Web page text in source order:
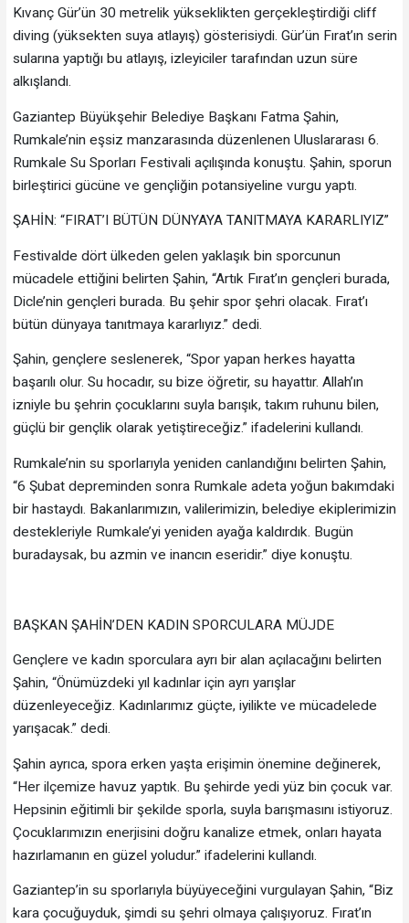
Kıvanç Gür’ün 30 metrelik yükseklikten gerçekleştirdiği cliff
diving (yüksekten suya atlayış) gösterisiydi. Gür’ün Fırat’ın serin
sularına yaptığı bu atlayış, izleyiciler tarafından uzun süre
alkışlandı.
Gaziantep Büyükşehir Belediye Başkanı Fatma Şahin,
Rumkale’nin eşsiz manzarasında düzenlenen Uluslararası 6.
Rumkale Su Sporları Festivali açılışında konuştu. Şahin, sporun
birleştirici gücüne ve gençliğin potansiyeline vurgu yaptı.
ŞAHİN: “FIRAT’I BÜTÜN DÜNYAYA TANITMAYA KARARLIYIZ”
Festivalde dört ülkeden gelen yaklaşık bin sporcunun
mücadele ettiğini belirten Şahin, “Artık Fırat’ın gençleri burada,
Dicle’nin gençleri burada. Bu şehir spor şehri olacak. Fırat’ı
bütün dünyaya tanıtmaya kararlıyız.” dedi.
Şahin, gençlere seslenerek, “Spor yapan herkes hayatta
başarılı olur. Su hocadır, su bize öğretir, su hayattır. Allah’ın
izniyle bu şehrin çocuklarını suyla barışık, takım ruhunu bilen,
güçlü bir gençlik olarak yetiştireceğiz.” ifadelerini kullandı.
Rumkale’nin su sporlarıyla yeniden canlandığını belirten Şahin,
“6 Şubat depreminden sonra Rumkale adeta yoğun bakımdaki
bir hastaydı. Bakanlarımızın, valilerimizin, belediye ekiplerimizin
destekleriyle Rumkale’yi yeniden ayağa kaldırdık. Bugün
buradaysak, bu azmin ve inancın eseridir.” diye konuştu.
BAŞKAN ŞAHİN’DEN KADIN SPORCULARA MÜJDE
Gençlere ve kadın sporculara ayrı bir alan açılacağını belirten
Şahin, “Önümüzdeki yıl kadınlar için ayrı yarışlar
düzenleyeceğiz. Kadınlarımız güçte, iyilikte ve mücadelede
yarışacak.” dedi.
Şahin ayrıca, spora erken yaşta erişimin önemine değinerek,
“Her ilçemize havuz yaptık. Bu şehirde yedi yüz bin çocuk var.
Hepsinin eğitimli bir şekilde sporla, suyla barışmasını istiyoruz.
Çocuklarımızın enerjisini doğru kanalize etmek, onları hayata
hazırlamanın en güzel yoludur.” ifadelerini kullandı.
Gaziantep’in su sporlarıyla büyüyeceğini vurgulayan Şahin, “Biz
kara çocuğuyduk, şimdi su şehri olmaya çalışıyoruz. Fırat’ın